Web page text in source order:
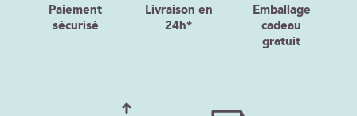
Paiement
sécurisé
Livraison en
24h*
Emballage
cadeau
gratuit